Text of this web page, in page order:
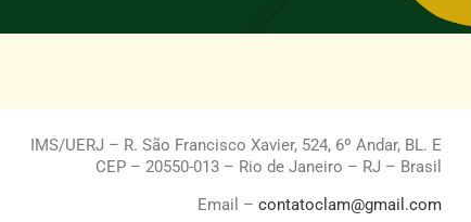
IMS/UERJ – R. São Francisco Xavier, 524, 6º Andar, BL. E
CEP – 20550-013 – Rio de Janeiro – RJ – Brasil
Email – contatoclam@gmail.com